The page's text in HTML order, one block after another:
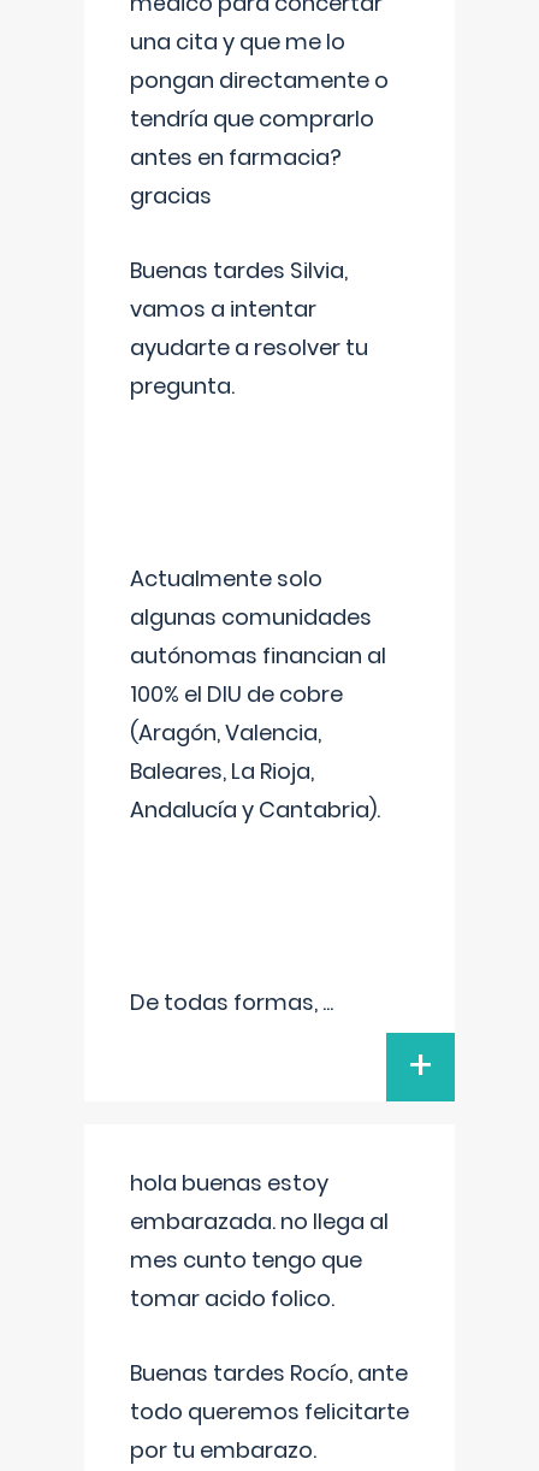
una cita y que me lo
pongan directamente o
tendría que comprarlo
antes en farmacia?
gracias
Buenas tardes Silvia,
vamos a intentar
ayudarte a resolver tu
pregunta.
Actualmente solo
algunas comunidades
autónomas financian al
100% el DIU de cobre
(Aragón, Valencia,
Baleares, La Rioja,
Andalucía y Cantabria).
De todas formas, ...
+
hola buenas estoy
embarazada. no llega al
mes cunto tengo que
tomar acido folico.
Buenas tardes Rocío, ante
todo queremos felicitarte
por tu embarazo.